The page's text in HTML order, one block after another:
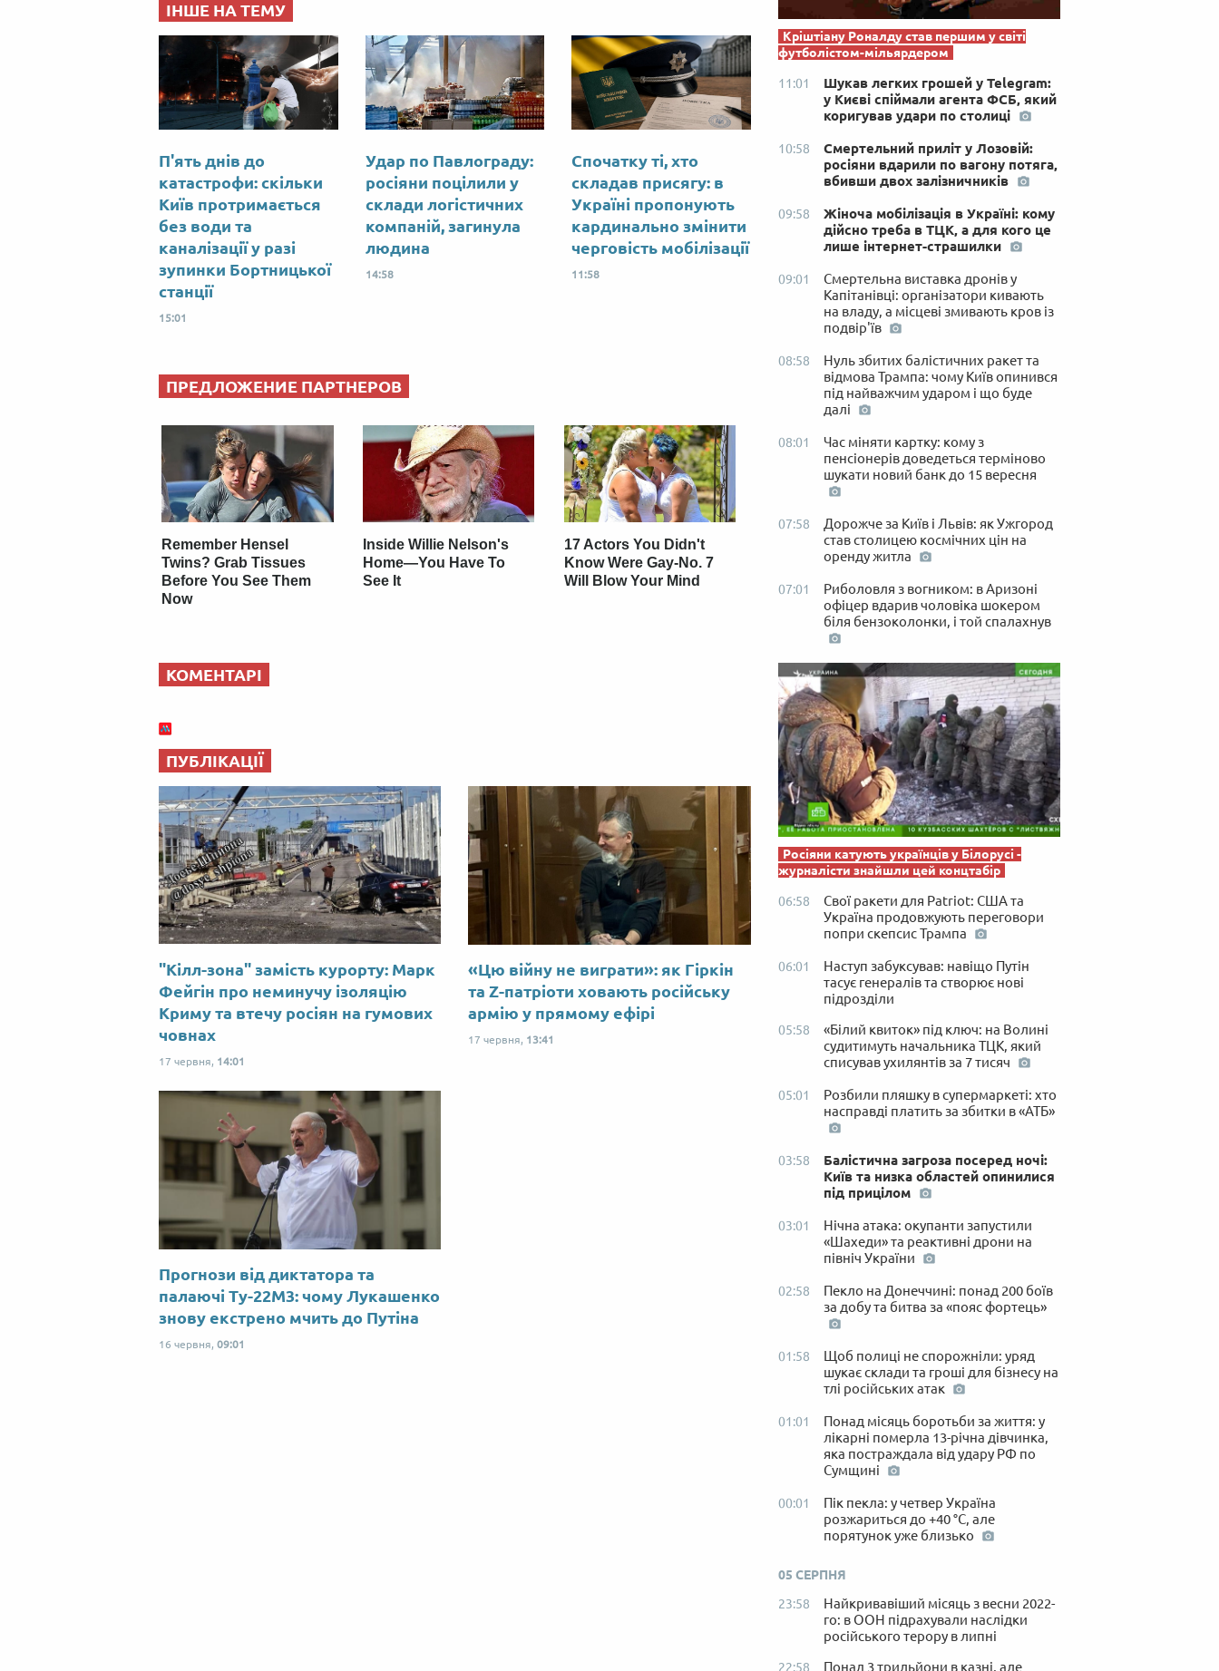
ІНШЕ НА ТЕМУ
П'ять днів до
катастрофи: скільки
Київ протримається
без води та
каналізації у разі
зупинки Бортницької
станції
15:01
Удар по Павлограду:
росіяни поцілили у
склади логістичних
компаній, загинула
людина
14:58
Спочатку ті, хто
складав присягу: в
Україні пропонують
кардинально змінити
черговість мобілізації
11:58
ПРЕДЛОЖЕНИЕ ПАРТНЕРОВ
Remember Hensel
Twins? Grab Tissues
Before You See Them
Now
Inside Willie Nelson's
Home—You Have To
See It
17 Actors You Didn't
Know Were Gay-No. 7
Will Blow Your Mind
КОМЕНТАРІ
ПУБЛІКАЦІЇ
"Кілл-зона" замість курорту: Марк
Фейгін про неминучу ізоляцію
Криму та втечу росіян на гумових
човнах
17 червня, 14:01
«Цю війну не виграти»: як Гіркін
та Z-патріоти ховають російську
армію у прямому ефірі
17 червня, 13:41
Прогнози від диктатора та
палаючі Ту-22М3: чому Лукашенко
знову екстрено мчить до Путіна
16 червня, 09:01
Кріштіану Роналду став першим у світі
футболістом-мільярдером
11:01
Шукав легких грошей у Telegram:
у Києві спіймали агента ФСБ, який
коригував удари по столиці
10:58
Смертельний приліт у Лозовій:
росіяни вдарили по вагону потяга,
вбивши двох залізничників
09:58
Жіноча мобілізація в Україні: кому
дійсно треба в ТЦК, а для кого це
лише інтернет-страшилки
09:01
Смертельна виставка дронів у
Капітанівці: організатори кивають
на владу, а місцеві змивають кров із
подвір'їв
08:58
Нуль збитих балістичних ракет та
відмова Трампа: чому Київ опинився
під найважчим ударом і що буде
далі
08:01
Час міняти картку: кому з
пенсіонерів доведеться терміново
шукати новий банк до 15 вересня
07:58
Дорожче за Київ і Львів: як Ужгород
став столицею космічних цін на
оренду житла
07:01
Риболовля з вогником: в Аризоні
офіцер вдарив чоловіка шокером
біля бензоколонки, і той спалахнув
Росіяни катують українців у Білорусі -
журналісти знайшли цей концтабір
06:58
Свої ракети для Patriot: США та
Україна продовжують переговори
попри скепсис Трампа
06:01
Наступ забуксував: навіщо Путін
тасує генералів та створює нові
підрозділи
05:58
«Білий квиток» під ключ: на Волині
судитимуть начальника ТЦК, який
списував ухилянтів за 7 тисяч
05:01
Розбили пляшку в супермаркеті: хто
насправді платить за збитки в «АТБ»
03:58
Балістична загроза посеред ночі:
Київ та низка областей опинилися
під прицілом
03:01
Нічна атака: окупанти запустили
«Шахеди» та реактивні дрони на
північ України
02:58
Пекло на Донеччині: понад 200 боїв
за добу та битва за «пояс фортець»
01:58
Щоб полиці не спорожніли: уряд
шукає склади та гроші для бізнесу на
тлі російських атак
01:01
Понад місяць боротьби за життя: у
лікарні померла 13-річна дівчинка,
яка постраждала від удару РФ по
Сумщині
00:01
Пік пекла: у четвер Україна
розжариться до +40 °C, але
порятунок уже близько
05 СЕРПНЯ
23:58
Найкривавіший місяць з весни 2022-
го: в ООН підрахували наслідки
російського терору в липні
22:58 Понад 3 трильйони в казні, але